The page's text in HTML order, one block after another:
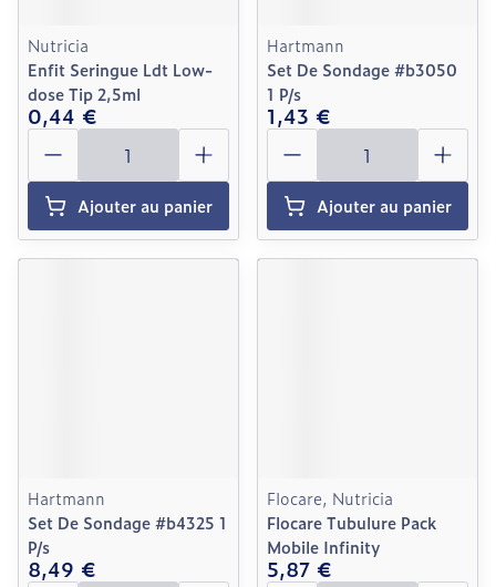
Nutricia
Enfit Seringue Ldt Low-
dose Tip 2,5ml
0,44 €
Quantité
Ajouter au panier
Hartmann
Set De Sondage #b3050
1 P/s
1,43 €
Quantité
Ajouter au panier
Hartmann
Set De Sondage #b4325 1
P/s
8,49 €
Flocare, Nutricia
Flocare Tubulure Pack
Mobile Infinity
5,87 €